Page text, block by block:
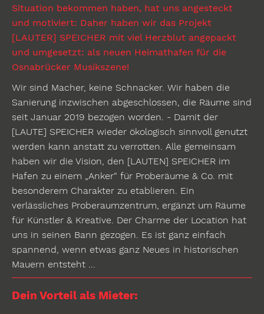
Situation bekommen haben, hat uns angesteckt
und motiviert: Daher haben wir das Projekt
[LAUTER] SPEICHER mit viel Herzblut angepackt
und umgesetzt: als neuen Heimathafen für die
Osnabrücker Musikszene!
Wir sind Macher, keine Schnacker. Wir haben die
Sanierung inzwischen abgeschlossen, die Räume sind
seit Januar 2019 bezogen worden. - Damit der
[LAUTE] SPEICHER wieder ökologisch sinnvoll genutzt
werden kann anstatt zu verrotten. Alle gemeinsam
haben wir die Vision, den [LAUTEN] SPEICHER im
Hafen zu einem „Anker“ für Proberäume & Co. mit
besonderem Charakter zu etablieren. Ein
verlässliches Proberaumzentrum, ergänzt um Räume
für Künstler & Kreative. Der Charme der Location hat
uns in seinen Bann gezogen. Es ist ganz einfach
spannend, wenn etwas ganz Neues in historischen
Mauern entsteht ...
Dein Vorteil als Mieter: